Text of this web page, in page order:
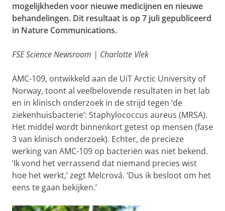
mogelijkheden voor nieuwe medicijnen en nieuwe
behandelingen. Dit resultaat is op 7 juli gepubliceerd
in Nature Communications.
FSE Science Newsroom | Charlotte Vlek
AMC-109, ontwikkeld aan de UiT Arctic University of
Norway, toont al veelbelovende resultaten in het lab
en in klinisch onderzoek in de strijd tegen ‘de
ziekenhuisbacterie’: Staphylococcus aureus (MRSA).
Het middel wordt binnenkort getest op mensen (fase
3 van klinisch onderzoek). Echter, de precieze
werking van AMC-109 op bacteriën was niet bekend.
‘Ik vond het verrassend dat niemand precies wist
hoe het werkt,’ zegt Melcrová. ‘Dus ik besloot om het
eens te gaan bekijken.’